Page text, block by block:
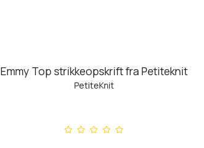
Emmy Top strikkeopskrift fra Petiteknit
PetiteKnit